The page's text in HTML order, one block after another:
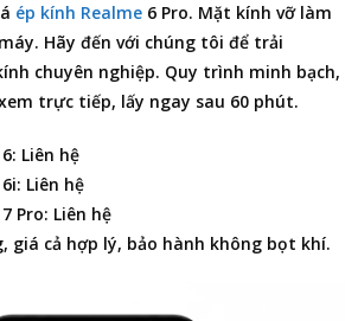
ép kính Realme 6 Pro. Mặt kính vỡ làm
Hãy đến với chúng tôi để trải
chuyên nghiệp. Quy trình minh bạch,
trực tiếp, lấy ngay sau 60 phút.
Liên hệ
Liên hệ
Pro: Liên hệ
giá cả hợp lý, bảo hành không bọt khí.